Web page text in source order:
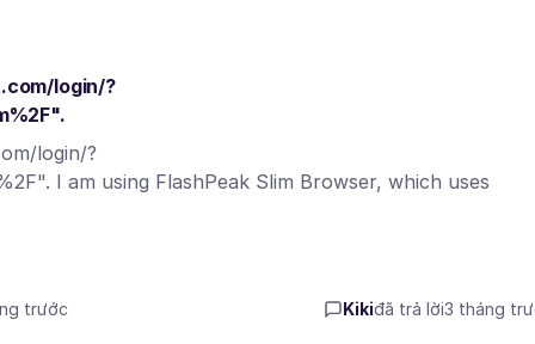
login/?
login/?
I am using FlashPeak Slim Browser, which uses
trước Kikiđã trả lời3 tháng